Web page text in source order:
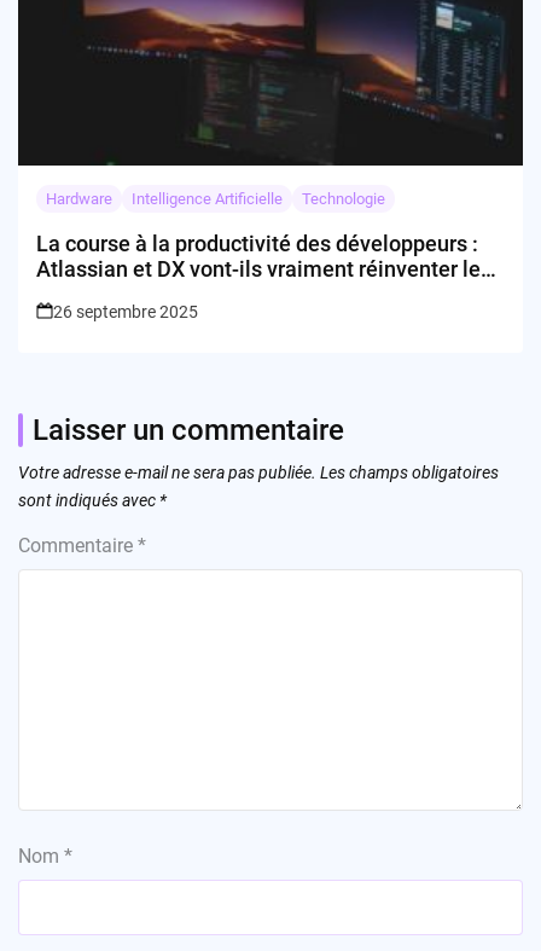
Hardware Intelligence Artificielle Technologie
La course à la productivité des développeurs :
Atlassian et DX vont-ils vraiment réinventer le
26 septembre 2025
Laisser un commentaire
Votre adresse e-mail ne sera pas publiée. Les champs obligatoires
sont indiqués avec *
Commentaire *
Nom *